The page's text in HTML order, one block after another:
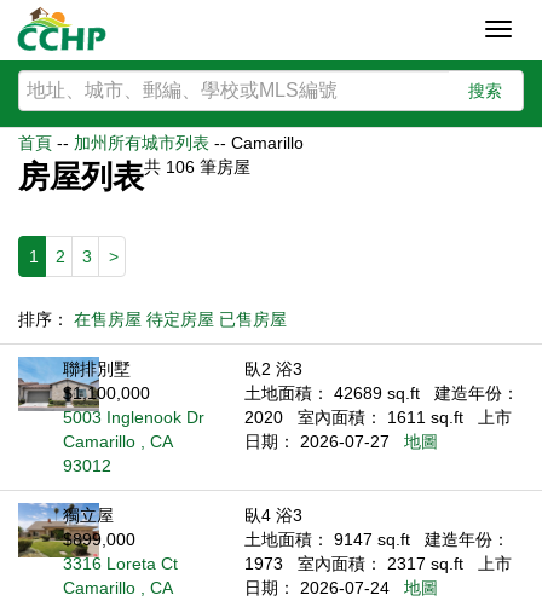
搜索
首頁 -- 加州所有城市列表 -- Camarillo
房屋列表共 106 筆房屋
1 2 3 >
排序： 在售房屋 待定房屋 已售房屋
聯排別墅
$1,100,000
5003 Inglenook Dr
Camarillo , CA
93012
臥2 浴3
土地面積： 42689 sq.ft
建造年份：
2020
室內面積： 1611 sq.ft
上市
日期： 2026-07-27
地圖
獨立屋
$899,000
3316 Loreta Ct
Camarillo , CA
臥4 浴3
土地面積： 9147 sq.ft
建造年份：
1973
室內面積： 2317 sq.ft
上市
日期： 2026-07-24
地圖